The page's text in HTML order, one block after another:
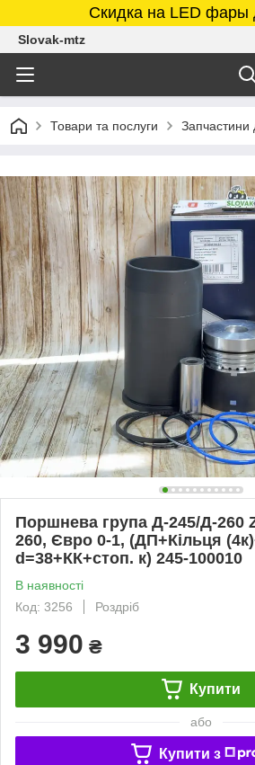
Скидка на LED фары
Slovak-mtz
Товари та послуги
Поршнева група Д-245/Д-260
260, Євро 0-1, (ДП+Кільця
d=38+КК+стоп. к) 245-100010
В наявності
Код: 3256
Роздріб
3 990 ₴
Купити
або
Купити з